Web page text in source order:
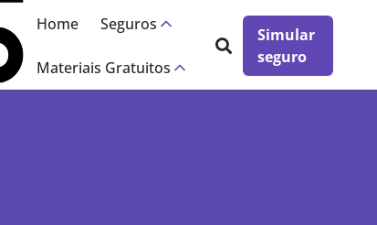
Home Seguros
Materiais Gratuitos
Simular
seguro